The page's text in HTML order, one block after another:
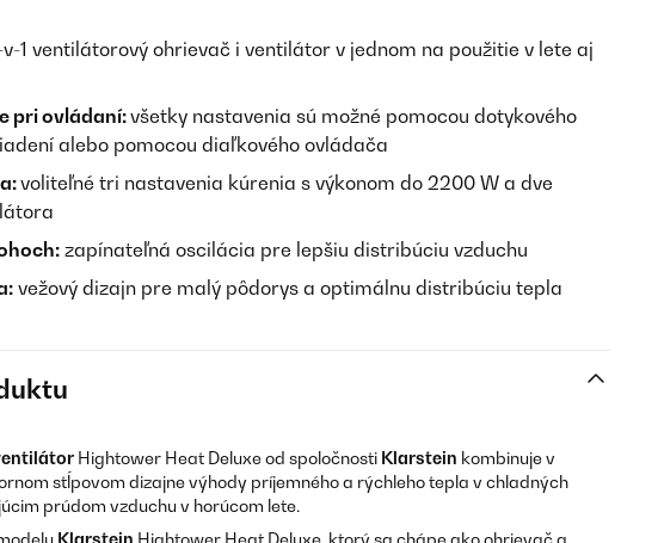
1 ventilátorový ohrievač i ventilátor v jednom na použitie v lete aj
pri ovládaní:všetky nastavenia sú možné pomocou dotykového
alebo pomocou diaľkového ovládača
voliteľné tri nastavenia kúrenia s výkonom do 2200 W a dve
zapínateľná oscilácia pre lepšiu distribúciu vzduchu
vežový dizajn pre malý pôdorys a optimálnu distribúciu tepla
Hightower Heat Deluxe od spoločnosti Klarstein kombinuje v
stĺpovom dizajne výhody príjemného a rýchleho tepla v chladných
prúdom vzduchu v horúcom lete.
Klarstein Hightower Heat Deluxe, ktorý sa chápe ako ohrievač a